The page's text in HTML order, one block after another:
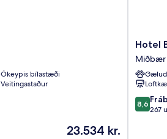
Ókeypis bílastæði
Veitingastaður
Verðið
23.534 kr.
Hotel
Miðbær
del
Garda
Hotel
Miðbær
8.6
af
8,6
267